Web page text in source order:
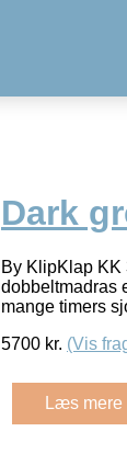
Dark
By KlipKlap KK
dobbeltmadras
mange timers
5700 kr. (Vis
Læs mere